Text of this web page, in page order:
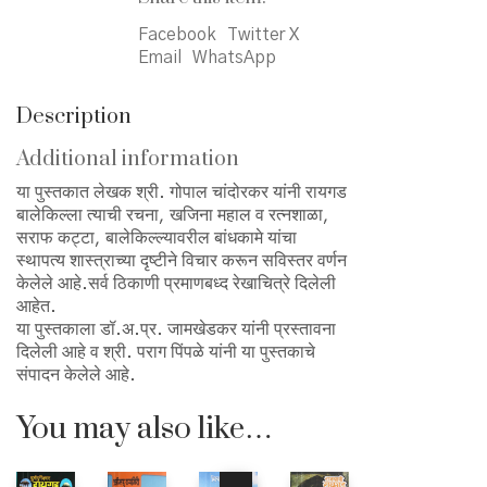
Facebook
Twitter X
Email
WhatsApp
Description
Additional information
या पुस्तकात लेखक श्री. गोपाल चांदोरकर यांनी रायगड
बालेकिल्ला त्याची रचना, खजिना महाल व रत्नशाळा,
सराफ कट्टा, बालेकिल्ल्यावरील बांधकामे यांचा
स्थापत्य शास्त्राच्या दृष्टीने विचार करून सविस्तर वर्णन
केलेले आहे.सर्व ठिकाणी प्रमाणबध्द रेखाचित्रे दिलेली
आहेत.
या पुस्तकाला डॉ.अ.प्र. जामखेडकर यांनी प्रस्तावना
दिलेली आहे व श्री. पराग पिंपळे यांनी या पुस्तकाचे
संपादन केलेले आहे.
You may also like…